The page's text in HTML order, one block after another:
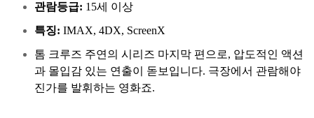
관람등급: 15세 이상
특징: IMAX, 4DX, ScreenX
톰 크루즈 주연의 시리즈 마지막 편으로, 압도적인 액션
과 몰입감 있는 연출이 돋보입니다. 극장에서 관람해야
진가를 발휘하는 영화죠.